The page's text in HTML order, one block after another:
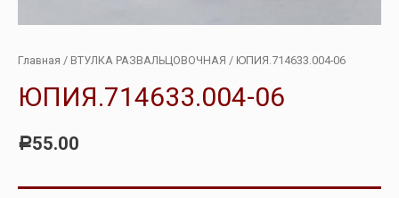
Главная / ВТУЛКА РАЗВАЛЬЦОВОЧНАЯ / ЮПИЯ.714633.004-06
ЮПИЯ.714633.004-06
Р55.00